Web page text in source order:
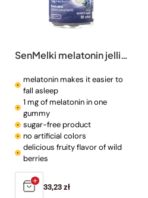
SenMelki melatonin jellies
melatonin makes it easier to
fall asleep
1 mg of melatonin in one
gummy
sugar-free product
no artificial colors
delicious fruity flavor of wild
berries
Regular
33,23 zł